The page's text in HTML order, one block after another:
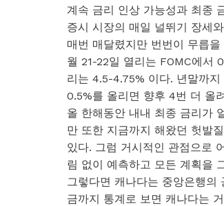
계속 금리 인상 가능성과 최종
증시 시장의 매일 널뛰기 장세
매번 매달렸지만 번번이 무릅
월 21-22일 열리는 FOMC에서
리는 4.5-4.75% 이다. 년말까
0.5%를 올리면 향후 4번 더 올
올 한해동안 내내 최종 금리가
만 또한 지금까지 해왔던 헛발
있다. 그럼 거시적인 관점으로
림 없이 예측하고 모든 계획을
그렇다면 캐나다는 중앙은행
금까지 통계로 보면 캐나다는